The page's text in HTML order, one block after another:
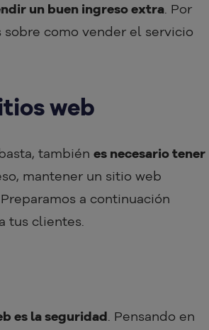
un buen ingreso extra. Por
sobre como vender el servicio
web
también es necesario tener
mantener un sitio web
a continuación
tus clientes.
es la seguridad. Pensando en